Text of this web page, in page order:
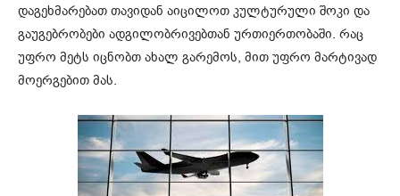
დაგეხმარებათ თავიდან აიცილოთ კულტურული შოკი და
გაუგებრობები ადგილობრივებთან ურთიერთობაში. რაც
უფრო მეტს იცნობთ ახალ გარემოს, მით უფრო მარტივად
მოერგებით მას.